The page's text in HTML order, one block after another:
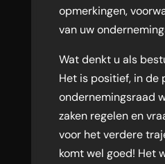
opmerkingen,
van uw
Wat denkt u als
Het is positief, in de
ondernemingsraad
zaken regelen en
voor het verdere
komt wel goed! Het